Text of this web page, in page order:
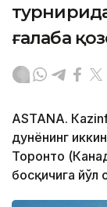
ғалаба
ASTANА.
дунёнинг
Торонто
босқичига йўл